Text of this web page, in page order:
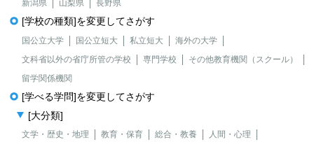
新潟県
山梨県 長野県
[学校の種類]を変更してさがす
国公立大学 国公立短大 私立短大
海外の大学
文科省以外の省庁所管の学校
専門学校
その他教育機関（スクール）
留学関係機関
[学べる学問]を変更してさがす
[大分類]
文学・歴史・地理 教育・保育 総合・教養
人間・心理